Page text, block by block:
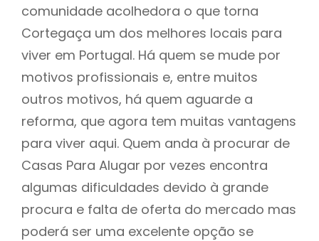
comunidade acolhedora o que torna
Cortegaça um dos melhores locais para
viver em Portugal. Há quem se mude por
motivos profissionais e, entre muitos
outros motivos, há quem aguarde a
reforma, que agora tem muitas vantagens
para viver aqui. Quem anda à procurar de
Casas Para Alugar por vezes encontra
algumas dificuldades devido à grande
procura e falta de oferta do mercado mas
poderá ser uma excelente opção se